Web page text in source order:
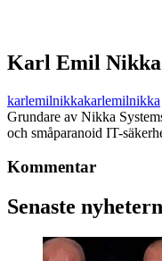
Karl Emil Nikka
karlemilnikkakarlemilnikka
Grundare av Nikka
och småparanoid IT-
Kommentar
Senaste